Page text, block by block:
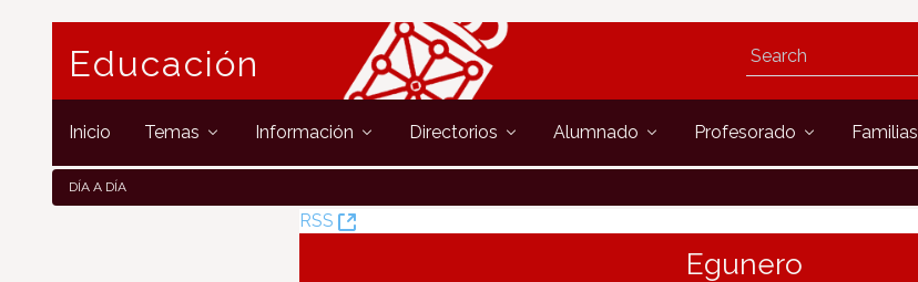
Educación
Inicio Temas Información Directorios Alumnado Profesorado Familias
DÍA A DÍA
RSS
(Opens
Egunero